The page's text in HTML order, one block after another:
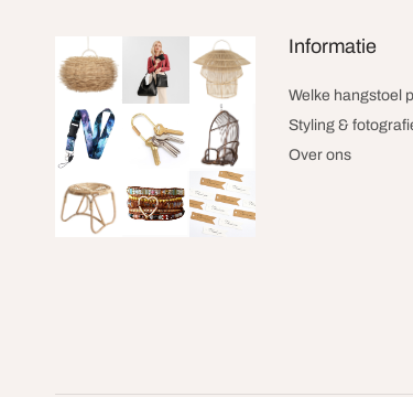
Informatie
Welke hangstoel
Styling &
Over ons